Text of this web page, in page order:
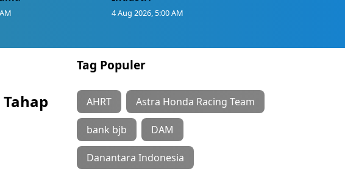
4 Aug 2026, 5:00 AM
Tag Populer
AHRT Astra Honda Racing Team
bank bjb DAM
Danantara Indonesia